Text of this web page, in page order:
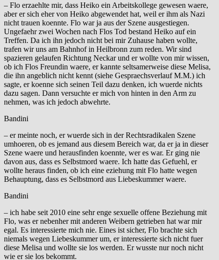
– Flo erzaehlte mir, dass Heiko ein Arbeitskollege gewesen waere,
aber er sich eher von Heiko abgewendet hat, weil er ihm als Nazi
nicht trauen koennte. Flo war ja aus der Szene ausgestiegen.
Ungefaehr zwei Wochen nach Flos Tod bestand Heiko auf ein
Treffen. Da ich ihn jedoch nicht bei mir Zuhause haben wollte,
trafen wir uns am Bahnhof in Heilbronn zum reden. Wir sind
spazieren gelaufen Richtung Neckar und er wollte von mir wissen,
ob ich Flos Freundin waere, er kannte seltsamerweise diese Melisa,
die ihn angeblich nicht kennt (siehe Gespraechsverlauf M.M.) ich
sagte, er koenne sich seinen Teil dazu denken, ich wuerde nichts
dazu sagen. Dann versuchte er mich von hinten in den Arm zu
nehmen, was ich jedoch abwehrte.
Bandini
– er meinte noch, er wuerde sich in der Rechtsradikalen Szene
umhoeren, ob es jemand aus diesem Bereich war, da er ja in dieser
Szene waere und herausfinden koennte, wer es war. Er ging nie
davon aus, dass es Selbstmord waere. Ich hatte das Gefuehl, er
wollte heraus finden, ob ich eine eziehung mit Flo hatte wegen
Behauptung, dass es Selbstmord aus Liebeskummer waere.
Bandini
– ich habe seit 2010 eine sehr enge sexuelle offene Beziehung mit
Flo, was er nebenher mit anderen Weibern getrieben hat war mir
egal. Es interessierte mich nie. Eines ist sicher, Flo brachte sich
niemals wegen Liebeskummer um, er interessierte sich nicht fuer
diese Melisa und wollte sie los werden. Er wusste nur noch nicht
wie er sie los bekommt.